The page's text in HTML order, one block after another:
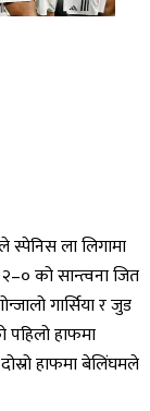
स्पेनिस ला लिगामा
को सान्त्वना जित
गार्सिया र जुड
पहिलो हाफमा
हाफमा बेलिंघमले